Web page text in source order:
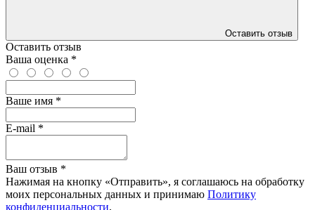
Оставить отзыв
Оставить отзыв
Ваша оценка *
Ваше имя *
E-mail *
Ваш отзыв *
Нажимая на кнопку «Отправить», я соглашаюсь на обработку
моих персональных данных и принимаю Политику
конфиденциальности.